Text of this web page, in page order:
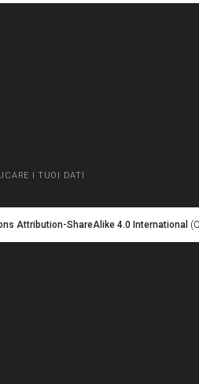
I TUOI DATI
Attribution-ShareAlike 4.0 International